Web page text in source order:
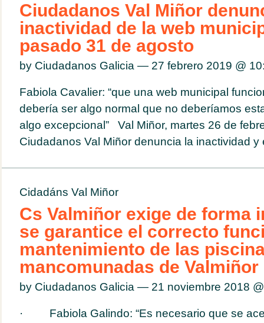
Ciudadanos Val Miñor
inactividad de la web
pasado 31 de agosto
by Ciudadanos Galicia — 27 febrero 2019 @
Fabiola Cavalier: “que una web municipal
debería ser algo normal que no deberíamos
algo excepcional” Val Miñor, martes 26 de
Ciudadanos Val Miñor denuncia la inactividad y
Cidadáns Val Miñor
Cs Valmiñor exige de forma
se garantice el correcto
mantenimiento de las
mancomunadas de Valmiñor
by Ciudadanos Galicia — 21 noviembre 2018
· Fabiola Galindo: “Es necesario que se